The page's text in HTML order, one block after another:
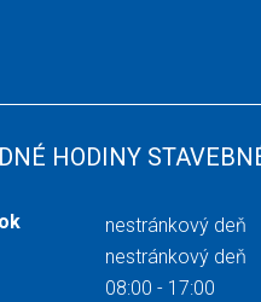
HODINY
nestránkový deň
nestránkový deň
08:00 - 17:00